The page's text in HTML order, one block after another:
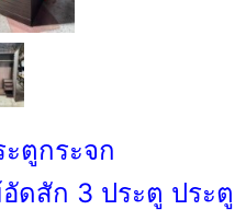
ตูกระจก
อัดสัก 3 ประตู ประตู